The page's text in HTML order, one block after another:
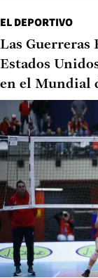
EL DEPORTIVO
Las Guerreras
Estados
en el Mundial